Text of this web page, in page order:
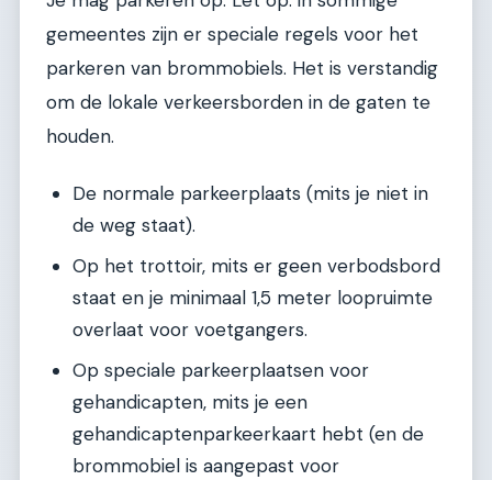
gemeentes zijn er speciale regels voor het
parkeren van brommobiels. Het is verstandig
om de lokale verkeersborden in de gaten te
houden.
De normale parkeerplaats (mits je niet in
de weg staat).
Op het trottoir, mits er geen verbodsbord
staat en je minimaal 1,5 meter loopruimte
overlaat voor voetgangers.
Op speciale parkeerplaatsen voor
gehandicapten, mits je een
gehandicaptenparkeerkaart hebt (en de
brommobiel is aangepast voor